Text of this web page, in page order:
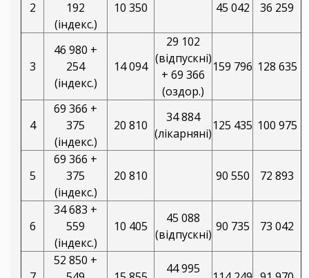
2
192
(індекс.)
10 350 45 042 36 259
3
46 980 +
254
(індекс.)
14 094
29 102
(відпускні)
+ 69 366
(оздор.)
159 796 128 635
4
69 366 +
375
(індекс.)
20 810
34 884
(лікарняні)
125 435 100 975
5
69 366 +
375
(індекс.)
20 810 90 550 72 893
6
34 683 +
559
(індекс.)
10 405
45 088
(відпускні)
90 735 73 042
52 850 +
44 995